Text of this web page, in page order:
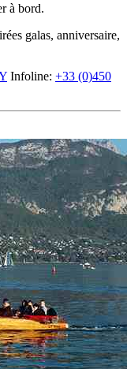
à bord.
galas, anniversaire,
Infoline: +33 (0)450